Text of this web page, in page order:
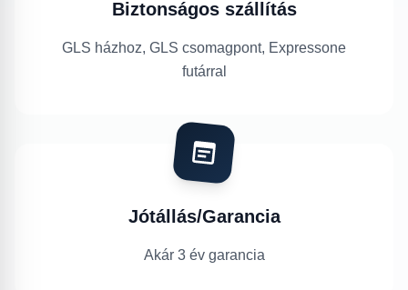
Biztonságos szállítás
GLS házhoz, GLS csomagpont, Expressone
futárral
Jótállás/Garancia
Akár 3 év garancia